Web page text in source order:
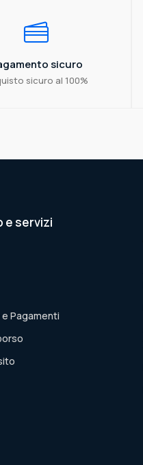
sicuro
sicuro al 100%
e servizi
Pagamenti